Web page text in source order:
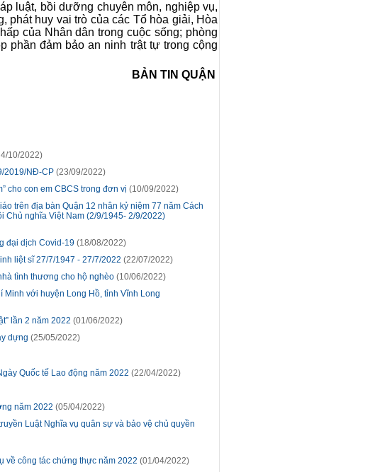
luật, bồi dưỡng chuyên môn, nghiệp vụ,
phát huy vai trò của các Tổ hòa giải, Hòa
của Nhân dân trong cuộc sống; phòng
phần đảm bảo an ninh trật tự trong cộng
BẢN TIN QUẬN
10/2022)
2019/NĐ-CP (23/09/2022)
cho con em CBCS trong đơn vị (10/09/2022)
trên địa bàn Quận 12 nhân kỷ niệm 77 năm Cách
Chủ nghĩa Việt Nam (2/9/1945- 2/9/2022)
đại dịch Covid-19 (18/08/2022)
liệt sĩ 27/7/1947 - 27/7/2022 (22/07/2022)
tình thương cho hộ nghèo (10/06/2022)
Minh với huyện Long Hồ, tỉnh Vĩnh Long
lần 2 năm 2022 (01/06/2022)
dựng (25/05/2022)
Quốc tế Lao động năm 2022 (22/04/2022)
năm 2022 (05/04/2022)
Luật Nghĩa vụ quân sự và bảo vệ chủ quyền
về công tác chứng thực năm 2022 (01/04/2022)